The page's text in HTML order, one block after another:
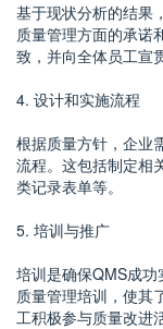
基于现状分析的结果
质量管理方面的承诺
致，并向全体员工宣
4. 设计和实施流程
根据质量方针，企业
流程。这包括制定相
类记录表单等。
5. 培训与推广
培训是确保QMS成
质量管理培训，使其
工积极参与质量改进